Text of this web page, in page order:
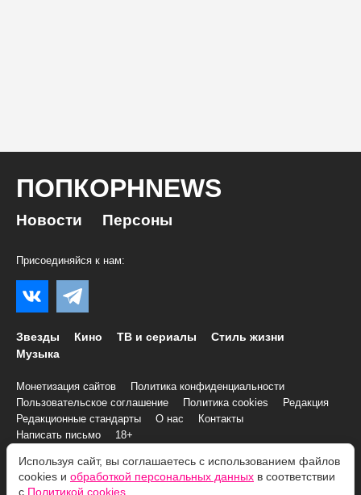
ПОПКОРНNEWS
Новости Персоны
Присоединяйся к нам:
Звезды Кино ТВ и сериалы
Стиль жизни
Музыка
Монетизация сайтов
Политика конфиденциальности
Пользовательское соглашение
Политика cookies
Редакция
Редакционные стандарты
О нас
Контакты
Написать письмо
18+
© 2007–2026 Все права и материалы принадлежат
«ПОПКОРНNEWS»
Используя сайт, вы соглашаетесь с использованием файлов
cookies и обработкой персональных данных в соответствии
с Политикой cookies